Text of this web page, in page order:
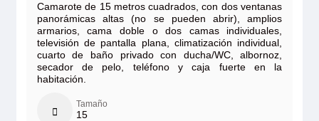
Camarote de 15 metros cuadrados, con dos ventanas
panorámicas altas (no se pueden abrir), amplios
armarios, cama doble o dos camas individuales,
televisión de pantalla plana, climatización individual,
cuarto de baño privado con ducha/WC, albornoz,
secador de pelo, teléfono y caja fuerte en la
habitación.
Tamaño
15